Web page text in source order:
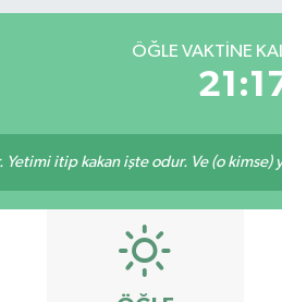
ÖĞLE VAKTINE
itip kakan işte odur. Ve (o